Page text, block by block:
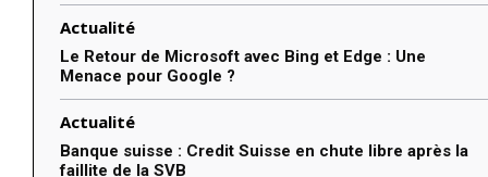
Actualité
Le Retour de Microsoft avec Bing et Edge : Une
Menace pour Google ?
Actualité
Banque suisse : Credit Suisse en chute libre après la
faillite de la SVB